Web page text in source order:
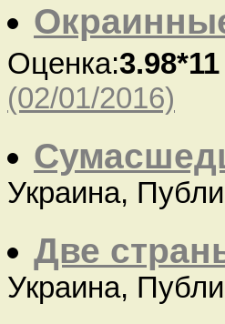
Оценка:3.98*11
(02/01/2016)
Украина,
Две
Украина,